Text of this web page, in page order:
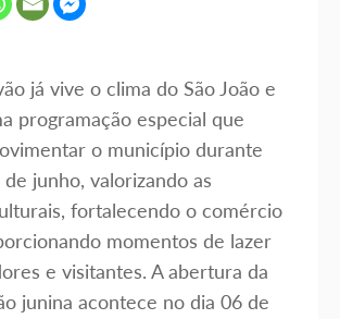
já vive o clima do São João e
programação especial que
o município durante
junho, valorizando as
fortalecendo o comércio
momentos de lazer
e visitantes. A abertura da
junina acontece no dia 06 de